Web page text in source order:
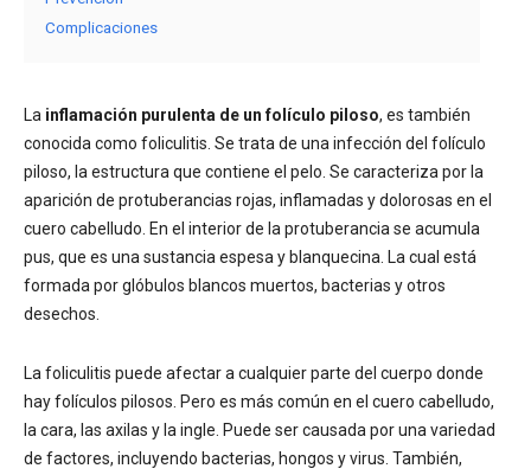
Complicaciones
La inflamación purulenta de un folículo piloso, es también
conocida como foliculitis. Se trata de una infección del folículo
piloso, la estructura que contiene el pelo. Se caracteriza por la
aparición de protuberancias rojas, inflamadas y dolorosas en el
cuero cabelludo. En el interior de la protuberancia se acumula
pus, que es una sustancia espesa y blanquecina. La cual está
formada por glóbulos blancos muertos, bacterias y otros
desechos.
La foliculitis puede afectar a cualquier parte del cuerpo donde
hay folículos pilosos. Pero es más común en el cuero cabelludo,
la cara, las axilas y la ingle. Puede ser causada por una variedad
de factores, incluyendo bacterias, hongos y virus. También,